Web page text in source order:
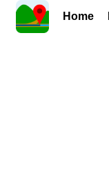
Home